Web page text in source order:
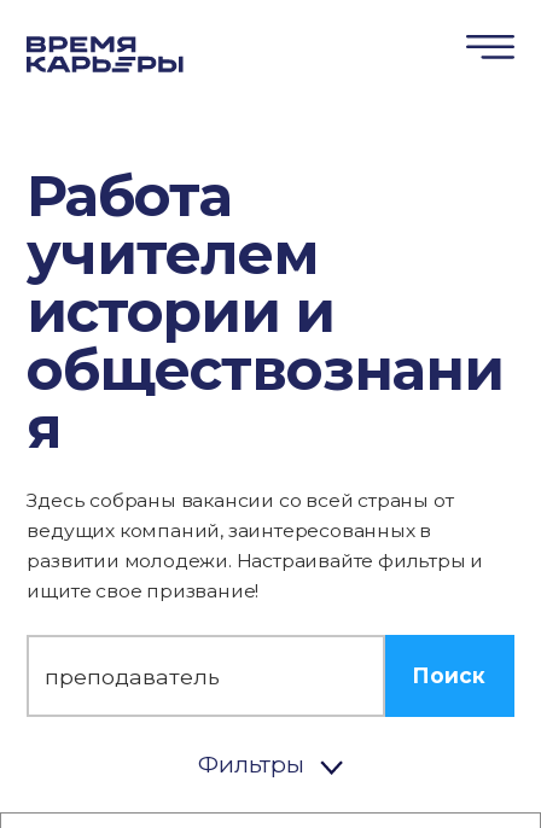
Работа
учителем
истории и
обществознани
я
Здесь собраны вакансии со всей страны от
ведущих компаний, заинтересованных в
развитии молодежи. Настраивайте фильтры и
ищите свое призвание!
Поиск
Фильтры